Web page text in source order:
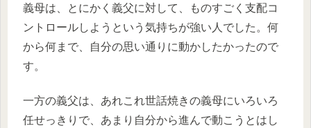
義母は、とにかく義父に対して、ものすごく支配コ
ントロールしようという気持ちが強い人でした。何
から何まで、自分の思い通りに動かしたかったので
す。
一方の義父は、あれこれ世話焼きの義母にいろいろ
任せっきりで、あまり自分から進んで動こうとはし